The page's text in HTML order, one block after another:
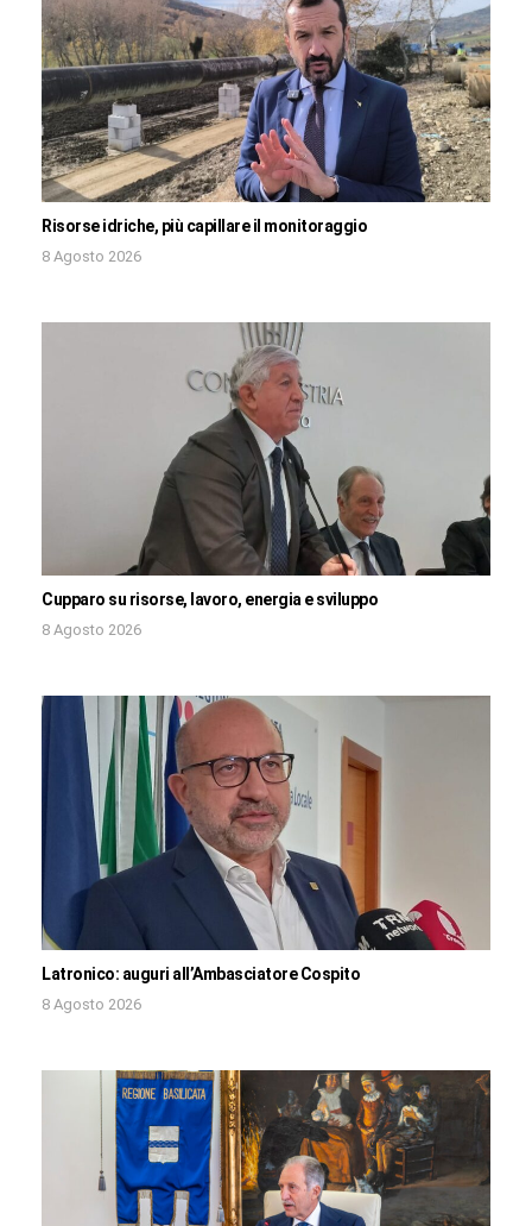
Risorse idriche, più capillare il monitoraggio
8 Agosto 2026
Cupparo su risorse, lavoro, energia e sviluppo
8 Agosto 2026
Latronico: auguri all’Ambasciatore Cospito
8 Agosto 2026